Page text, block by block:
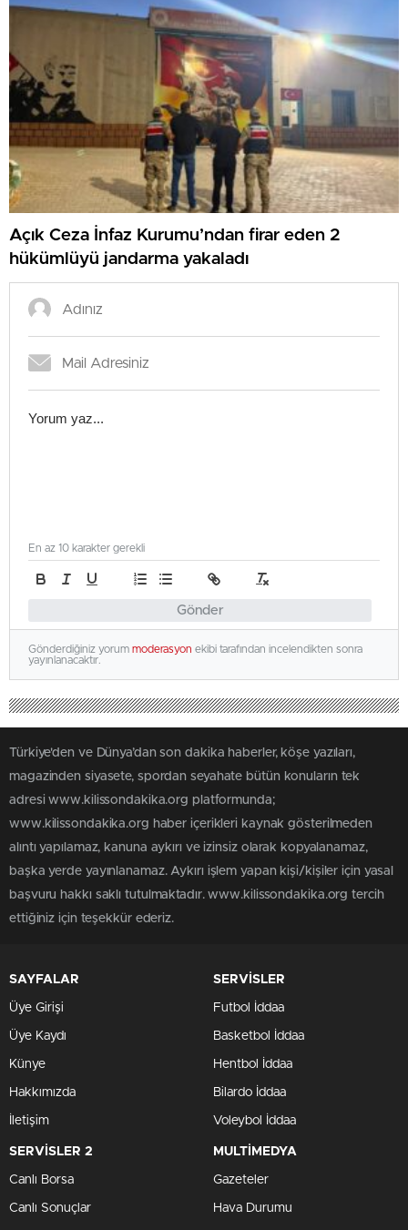
Açık Ceza İnfaz Kurumu’ndan firar eden 2
hükümlüyü jandarma yakaladı
Gönder
En az 10 karakter gerekli
Gönderdiğiniz yorum moderasyon ekibi tarafından incelendikten sonra
yayınlanacaktır.
Türkiye'den ve Dünya’dan son dakika haberler, köşe yazıları,
magazinden siyasete, spordan seyahate bütün konuların tek
adresi www.kilissondakika.org platformunda;
www.kilissondakika.org haber içerikleri kaynak gösterilmeden
alıntı yapılamaz, kanuna aykırı ve izinsiz olarak kopyalanamaz,
başka yerde yayınlanamaz. Aykırı işlem yapan kişi/kişiler için yasal
başvuru hakkı saklı tutulmaktadır. www.kilissondakika.org tercih
ettiğiniz için teşekkür ederiz.
SAYFALAR
Üye Girişi
Üye Kaydı
Künye
Hakkımızda
İletişim
SERVİSLER
Futbol İddaa
Basketbol İddaa
Hentbol İddaa
Bilardo İddaa
Voleybol İddaa
SERVİSLER 2
Canlı Borsa
Canlı Sonuçlar
MULTİMEDYA
Gazeteler
Hava Durumu